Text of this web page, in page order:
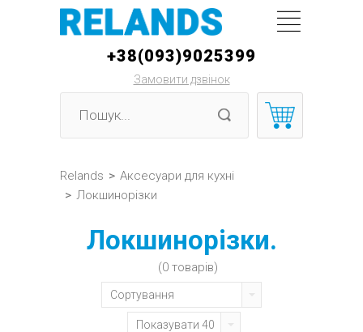
+38(093)9025399
Замовити дзвінок
Relands > Аксесуари для кухні
> Локшинорізки
Локшинорізки.
(0 товарів)
Показувати 40
Сортування